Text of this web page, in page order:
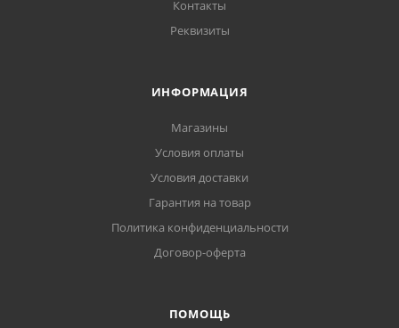
Контакты
Реквизиты
ИНФОРМАЦИЯ
Магазины
Условия оплаты
Условия доставки
Гарантия на товар
Политика конфиденциальности
Договор-оферта
ПОМОЩЬ